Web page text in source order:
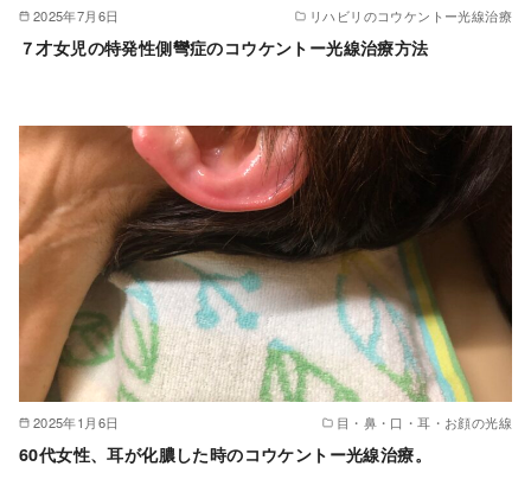
2025年7月6日 リハビリのコウケントー光線治療
７才女児の特発性側彎症のコウケントー光線治療方法
2025年1月6日 目・鼻・口・耳・お顔の光線
60代女性、耳が化膿した時のコウケントー光線治療。